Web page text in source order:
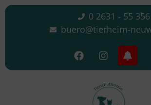
0 2631 - 55 356
buero@tierheim-